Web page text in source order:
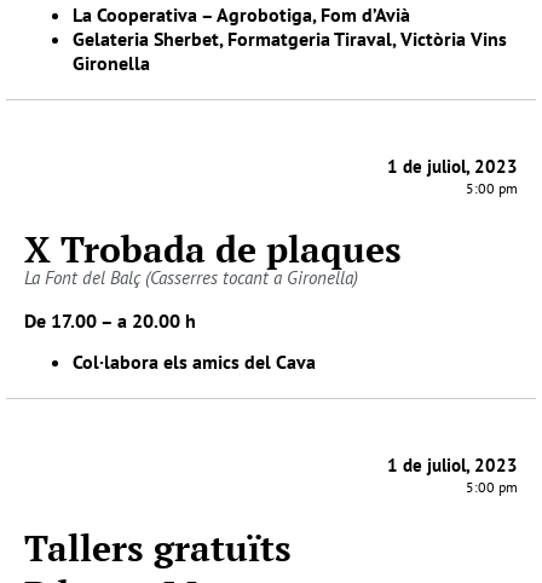
La Cooperativa – Agrobotiga, Fom d’Avià
Gelateria Sherbet, Formatgeria Tiraval, Victòria Vins
Gironella
1 de juliol, 2023
5:00 pm
X Trobada de plaques
La Font del Balç (Casserres tocant a Gironella)
De 17.00 – a 20.00 h
Col·labora els amics del Cava
1 de juliol, 2023
5:00 pm
Tallers gratuïts